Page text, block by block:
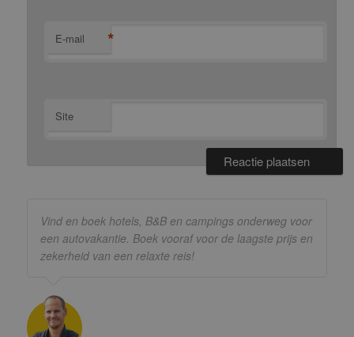
E-mail *
Site
Vind en boek hotels, B&B en campings onderweg voor
een autovakantie. Boek vooraf voor de laagste prijs en
zekerheid van een relaxte reis!